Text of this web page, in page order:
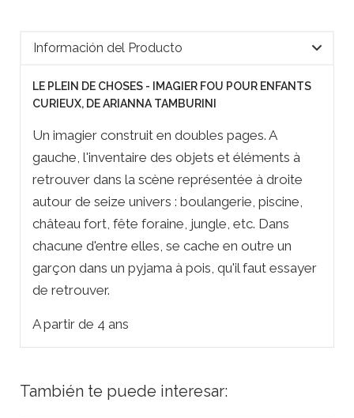
Información del Producto
LE PLEIN DE CHOSES - IMAGIER FOU POUR ENFANTS
CURIEUX, DE ARIANNA TAMBURINI
Un imagier construit en doubles pages. A
gauche, l'inventaire des objets et éléments à
retrouver dans la scène représentée à droite
autour de seize univers : boulangerie, piscine,
château fort, fête foraine, jungle, etc. Dans
chacune d'entre elles, se cache en outre un
garçon dans un pyjama à pois, qu'il faut essayer
de retrouver.
A partir de 4 ans
También te puede interesar: